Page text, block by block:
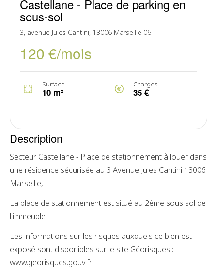
Castellane - Place de parking en
sous-sol
3, avenue Jules Cantini, 13006 Marseille 06
120 €/mois
Surface
10 m²
Charges
35 €
Description
Secteur Castellane - Place de stationnement à louer dans
une résidence sécurisée au 3 Avenue Jules Cantini 13006
Marseille,
La place de stationnement est situé au 2ème sous sol de
l'immeuble
Les informations sur les risques auxquels ce bien est
exposé sont disponibles sur le site Géorisques :
www.georisques.gouv.fr